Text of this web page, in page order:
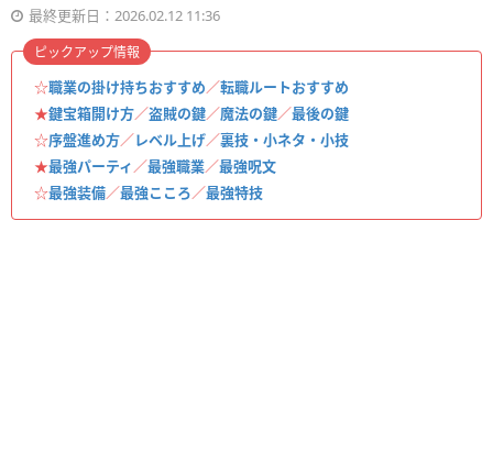
最終更新日：2026.02.12 11:36
☆職業の掛け持ちおすすめ／転職ルートおすすめ
★鍵宝箱開け方／盗賊の鍵／魔法の鍵／最後の鍵
☆序盤進め方／レベル上げ／裏技・小ネタ・小技
★最強パーティ／最強職業／最強呪文
☆最強装備／最強こころ／最強特技
ピックアップ情報